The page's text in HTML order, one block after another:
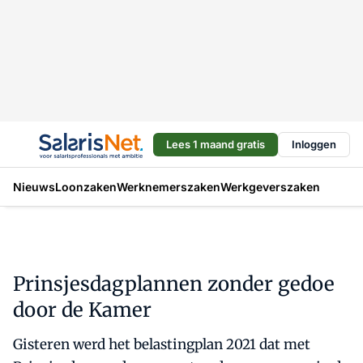
Lees 1 maand gratis Inloggen
NieuwsLoonzakenWerknemerszakenWerkgeverszaken
Prinsjesdagplannen zonder gedoe
door de Kamer
Gisteren werd het belastingplan 2021 dat met